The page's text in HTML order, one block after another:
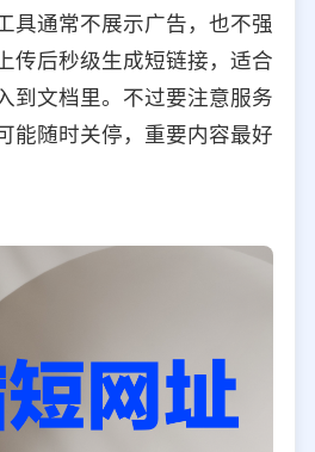
具通常不展示广告，也不强
传后秒级生成短链接，适合
到文档里。不过要注意服务
随时关停，重要内容最好